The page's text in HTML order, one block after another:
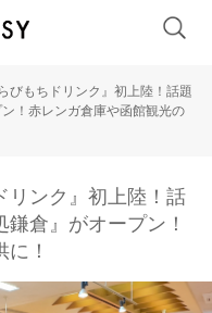
びもちドリンク』初上陸！話題
！赤レンガ倉庫や函館観光の
リンク』初上陸！話
倉』がオープン！
！